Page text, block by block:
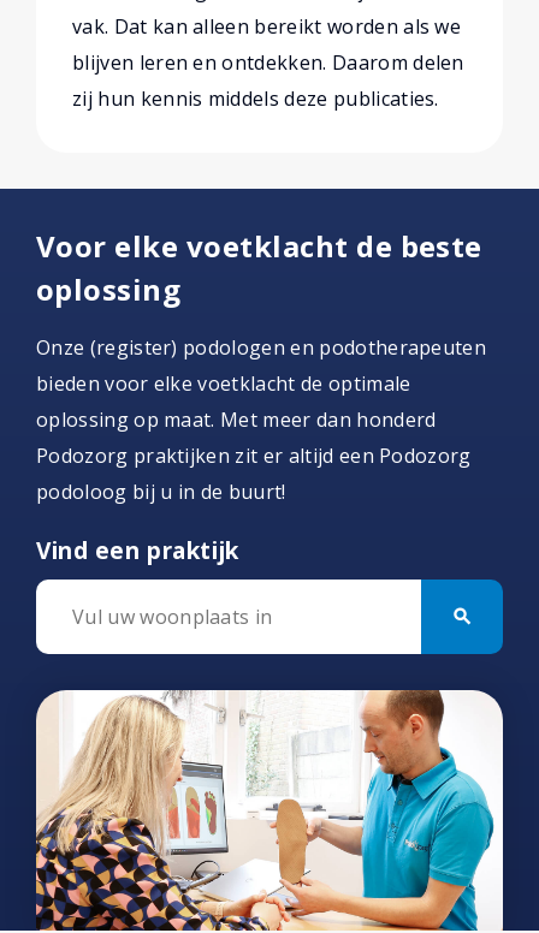
vak. Dat kan alleen bereikt worden als we
blijven leren en ontdekken. Daarom delen
zij hun kennis middels deze publicaties.
Voor elke voetklacht de beste
oplossing
Onze (register) podologen en podotherapeuten
bieden voor elke voetklacht de optimale
oplossing op maat. Met meer dan honderd
Podozorg praktijken zit er altijd een Podozorg
podoloog bij u in de buurt!
Vind een praktijk
search